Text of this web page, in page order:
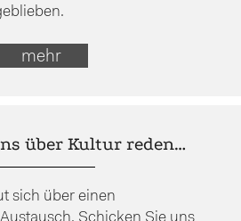
mehr
über Kultur reden…
sich über einen
Schicken Sie uns